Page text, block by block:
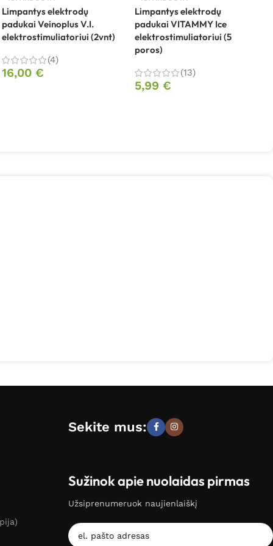
Limpantys elektrodų
padukai Veinoplus V.I.
elektrostimuliatoriui (2vnt)
(4)
16,00€
Limpantys elektrodų
padukai VITAMMY Ice
elektrostimuliatoriui (5
poros)
(13)
5,99 €
Sekite mus:
Sužinok apie nuolaidas pirmas
Užsiprenumeruok naujienlaiškį